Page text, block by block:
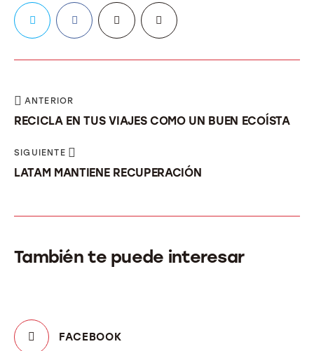
ANTERIOR
RECICLA EN TUS VIAJES COMO UN BUEN ECOÍSTA
SIGUIENTE
LATAM MANTIENE RECUPERACIÓN
También te puede interesar
FACEBOOK